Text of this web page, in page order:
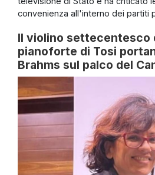
convenienza all'interno dei partiti
Il violino settecentesco
pianoforte di Tosi
Brahms sul palco del